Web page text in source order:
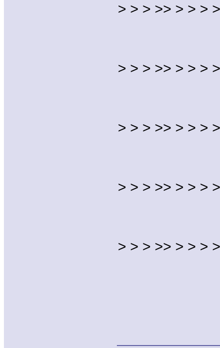
> > > >> > > >
> > > >> > > >
> > > >> > > >
> > > >> > > >
> > > >> > > >